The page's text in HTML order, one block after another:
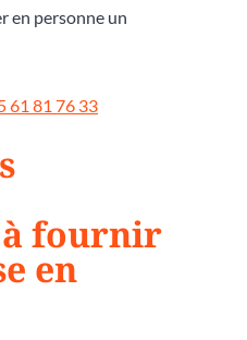
en personne un
61 81 76 33
fournir
en